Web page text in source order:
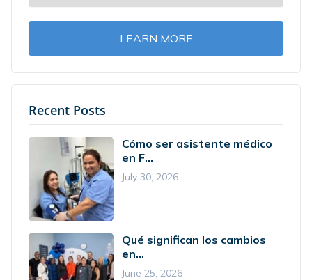
LEARN MORE
Recent Posts
Cómo ser asistente médico
en F...
July 30, 2026
Qué significan los cambios
en...
June 25, 2026